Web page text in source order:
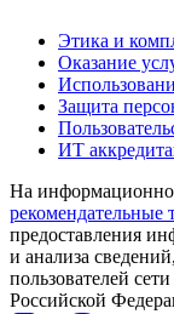
Этика и
Оказание
Защита
ИТ
На
рекомендательные
предоставления
и анализа
пользователей
Российской